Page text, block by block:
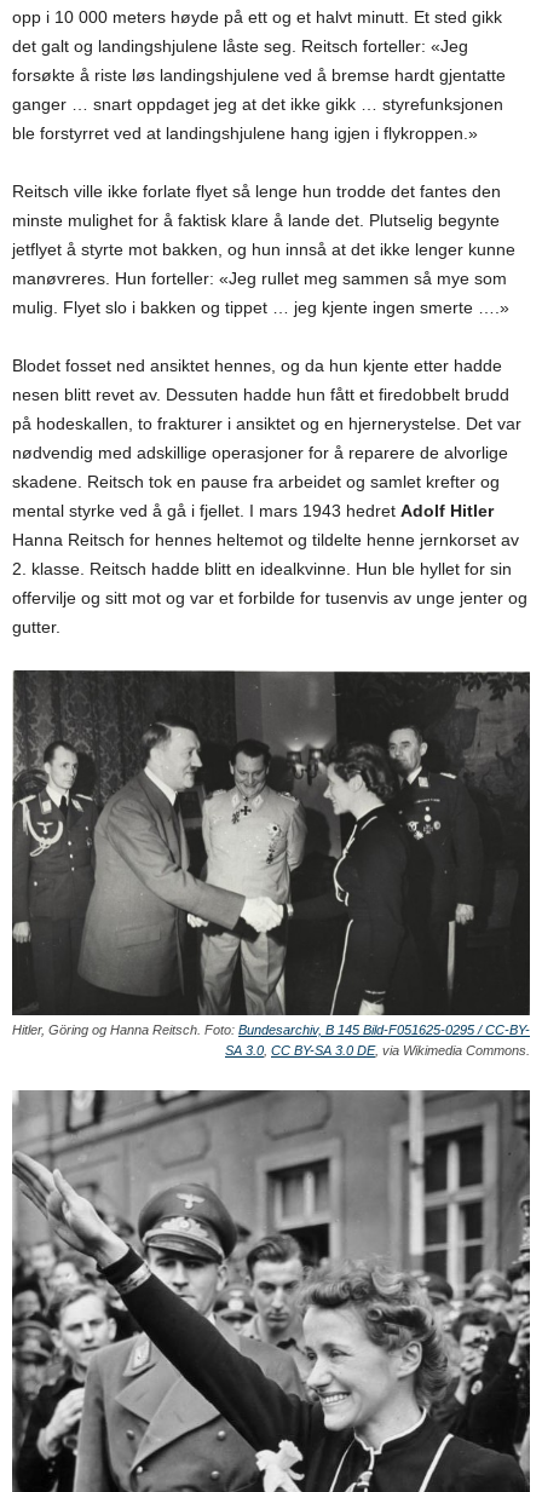
opp i 10 000 meters høyde på ett og et halvt minutt. Et sted gikk
det galt og landingshjulene låste seg. Reitsch forteller: «Jeg
forsøkte å riste løs landingshjulene ved å bremse hardt gjentatte
ganger … snart oppdaget jeg at det ikke gikk … styrefunksjonen
ble forstyrret ved at landingshjulene hang igjen i flykroppen.»
Reitsch ville ikke forlate flyet så lenge hun trodde det fantes den
minste mulighet for å faktisk klare å lande det. Plutselig begynte
jetflyet å styrte mot bakken, og hun innså at det ikke lenger kunne
manøvreres. Hun forteller: «Jeg rullet meg sammen så mye som
mulig. Flyet slo i bakken og tippet … jeg kjente ingen smerte ….»
Blodet fosset ned ansiktet hennes, og da hun kjente etter hadde
nesen blitt revet av. Dessuten hadde hun fått et firedobbelt brudd
på hodeskallen, to frakturer i ansiktet og en hjernerystelse. Det var
nødvendig med adskillige operasjoner for å reparere de alvorlige
skadene. Reitsch tok en pause fra arbeidet og samlet krefter og
mental styrke ved å gå i fjellet. I mars 1943 hedret Adolf Hitler
Hanna Reitsch for hennes heltemot og tildelte henne jernkorset av
2. klasse. Reitsch hadde blitt en idealkvinne. Hun ble hyllet for sin
offervilje og sitt mot og var et forbilde for tusenvis av unge jenter og
gutter.
Hitler, Göring og Hanna Reitsch. Foto: Bundesarchiv, B 145 Bild-F051625-0295 / CC-BY-
SA 3.0 CC BY-SA 3.0 DE, via Wikimedia Commons.